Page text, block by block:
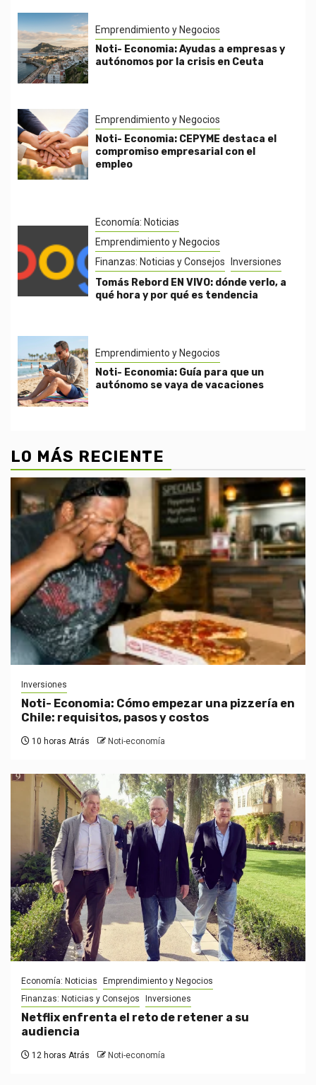
Emprendimiento y Negocios
Noti- Economia: Ayudas a empresas y
autónomos por la crisis en Ceuta
Emprendimiento y Negocios
Noti- Economia: CEPYME destaca el
compromiso empresarial con el
empleo
Economía: Noticias
Emprendimiento y Negocios
Finanzas: Noticias y Consejos
Inversiones
Tomás Rebord EN VIVO: dónde verlo, a
qué hora y por qué es tendencia
Emprendimiento y Negocios
Noti- Economia: Guía para que un
autónomo se vaya de vacaciones
LO MÁS RECIENTE
Inversiones
Noti- Economia: Cómo empezar una pizzería en
Chile: requisitos, pasos y costos
10 horas Atrás Noti-economía
Economía: Noticias
Emprendimiento y Negocios
Finanzas: Noticias y Consejos
Inversiones
Netflix enfrenta el reto de retener a su
audiencia
12 horas Atrás Noti-economía